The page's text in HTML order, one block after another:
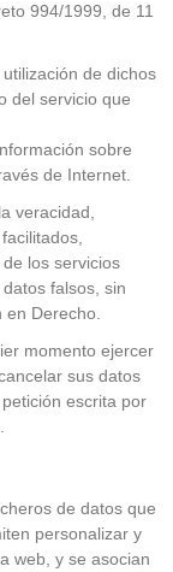
994/1999, de 11
de dichos
del servicio que
sobre
de Internet.
veracidad,
los servicios
falsos, sin
Derecho.
momento ejercer
sus datos
escrita por
de datos que
personalizar y
web, y se asocian